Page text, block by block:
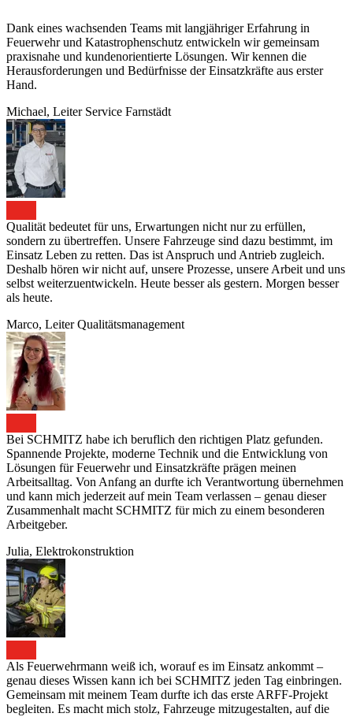
Dank eines wachsenden Teams mit langjähriger Erfahrung in
Feuerwehr und Katastrophenschutz entwickeln wir gemeinsam
praxisnahe und kundenorientierte Lösungen. Wir kennen die
Herausforderungen und Bedürfnisse der Einsatzkräfte aus erster
Hand.
Michael, Leiter Service Farnstädt
Qualität bedeutet für uns, Erwartungen nicht nur zu erfüllen,
sondern zu übertreffen. Unsere Fahrzeuge sind dazu bestimmt, im
Einsatz Leben zu retten. Das ist Anspruch und Antrieb zugleich.
Deshalb hören wir nicht auf, unsere Prozesse, unsere Arbeit und uns
selbst weiterzuentwickeln. Heute besser als gestern. Morgen besser
als heute.
Marco, Leiter Qualitätsmanagement
Bei SCHMITZ habe ich beruflich den richtigen Platz gefunden.
Spannende Projekte, moderne Technik und die Entwicklung von
Lösungen für Feuerwehr und Einsatzkräfte prägen meinen
Arbeitsalltag. Von Anfang an durfte ich Verantwortung übernehmen
und kann mich jederzeit auf mein Team verlassen – genau dieser
Zusammenhalt macht SCHMITZ für mich zu einem besonderen
Arbeitgeber.
Julia, Elektrokonstruktion
Als Feuerwehrmann weiß ich, worauf es im Einsatz ankommt –
genau dieses Wissen kann ich bei SCHMITZ jeden Tag einbringen.
Gemeinsam mit meinem Team durfte ich das erste ARFF-Projekt
begleiten. Es macht mich stolz, Fahrzeuge mitzugestalten, auf die